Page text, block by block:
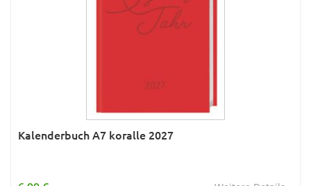
Kalenderbuch A7 koralle 2027